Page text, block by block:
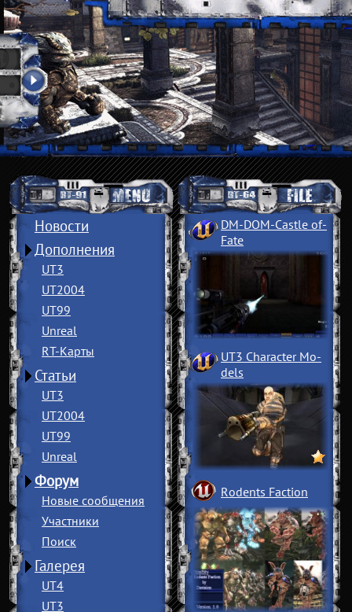
Новости
Дополнения
UT3
UT2004
UT99
Unreal
RT-Карты
Статьи
UT3
UT2004
UT99
Unreal
Форум
Новые сообщения
Участники
Поиск
Галерея
UT4
UT3
DM-DOM-Castle of­
Fate
UT3 Character Mo­
dels
Rodents Faction